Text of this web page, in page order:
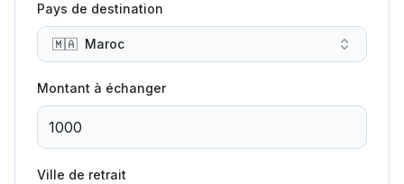
Pays de destination
🇲🇦 Maroc
Montant à échanger
Ville de retrait